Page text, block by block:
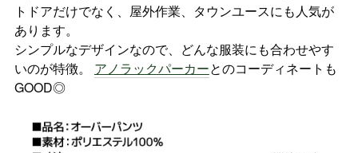
トドアだけでなく、屋外作業、タウンユースにも人気が
あります。
シンプルなデザインなので、どんな服装にも合わせやす
いのが特徴。 アノラックパーカーとのコーディネートも
GOOD◎